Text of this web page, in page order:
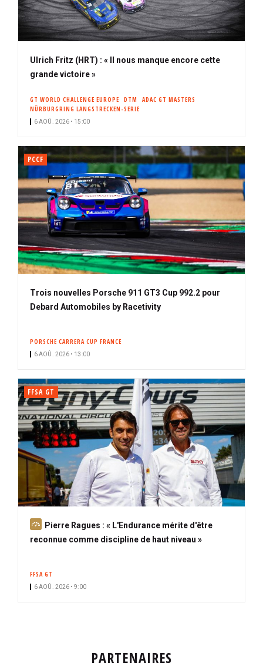
Ulrich Fritz (HRT) : « Il nous manque encore cette
grande victoire »
GT WORLD CHALLENGE EUROPE DTM
ADAC GT MASTERS
NÜRBURGRING LANGSTRECKEN-SERIE
6 AOÛ. 2026 • 15:00
PCCF
Trois nouvelles Porsche 911 GT3 Cup 992.2 pour
Debard Automobiles by Racetivity
PORSCHE CARRERA CUP FRANCE
6 AOÛ. 2026 • 13:00
FFSA GT
A
b
Pierre Ragues : « L'Endurance mérite d'être
reconnue comme discipline de haut niveau »
FFSA GT
6 AOÛ. 2026 • 9:00
PARTENAIRES